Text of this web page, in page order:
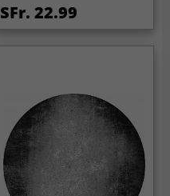
SFr. 22.99